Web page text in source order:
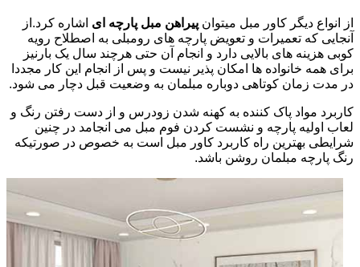
از انواع دیگر کاور مبل میتوان پیراهن مبل پارچه ای اشاره کرد.از
آنجایی که تعمیرات و تعویض پارچه های رومبلی به اصطلاح رویه
کوبی هزینه های بالایی دارد و انجام آن حتی هرچند سال یک بارنیز
برای همه خانواده ها امکان پذیر نیست و پس از انجام این کار مجددا
در مدت زمان کوتاهی دوباره مبلمان به وضعیت قبل دچار می شود.
کاربرد مواد پاک کننده به کهنه شدن زودرس و از دست رفتن رنگ و
لعاب اولیه پارچه و نشست کردن فوم مبل می انجامد در چنین
شرایطی بهترین راه کاربرد کاور مبل است به خصوص در صورتیکه
رنگ پارچه مبلمان روشن باشد.